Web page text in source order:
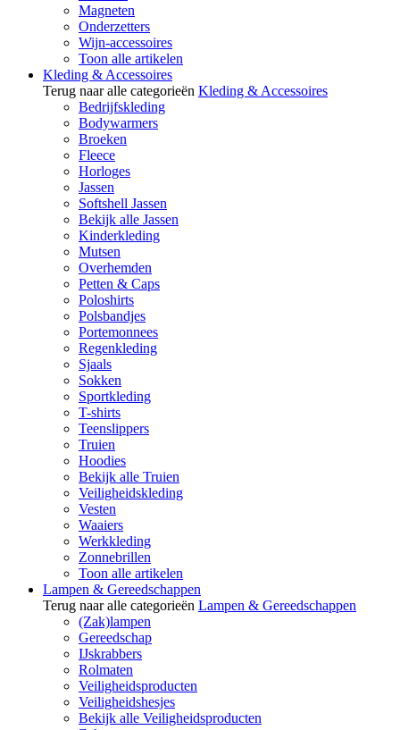
Magneten
Onderzetters
Wijn-accessoires
Toon alle artikelen
Kleding & Accessoires
Terug naar alle categorieën Kleding & Accessoires
Bedrijfskleding
Bodywarmers
Broeken
Fleece
Horloges
Jassen
Softshell Jassen
Bekijk alle Jassen
Kinderkleding
Mutsen
Overhemden
Petten & Caps
Poloshirts
Polsbandjes
Portemonnees
Regenkleding
Sjaals
Sokken
Sportkleding
T-shirts
Teenslippers
Truien
Hoodies
Bekijk alle Truien
Veiligheidskleding
Vesten
Waaiers
Werkkleding
Zonnebrillen
Toon alle artikelen
Lampen & Gereedschappen
Terug naar alle categorieën Lampen & Gereedschappen
(Zak)lampen
Gereedschap
IJskrabbers
Rolmaten
Veiligheidsproducten
Veiligheidshesjes
Bekijk alle Veiligheidsproducten